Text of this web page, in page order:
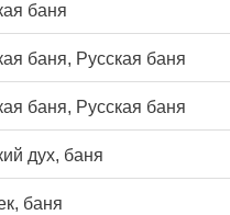
баня
баня, Русская баня
баня, Русская баня
дух, баня
баня